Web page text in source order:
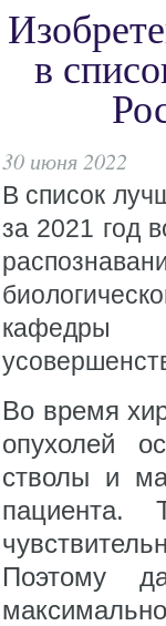
в
30 июня 2022
В список
за 2021 год
кафедры
Во время
опухолей
стволы и
пациента.
Поэтому